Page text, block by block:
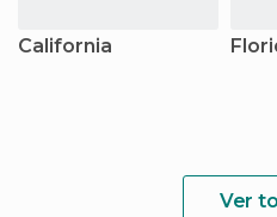
California
Ver